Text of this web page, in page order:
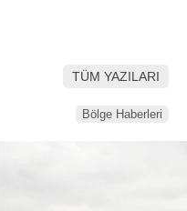
TÜM YAZILARI
Bölge Haberleri